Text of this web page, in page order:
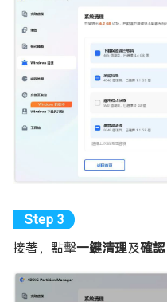
接著，點擊一鍵清理及確認